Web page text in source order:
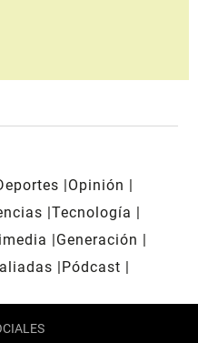
Opinión
Tecnología
Generación
Pódcast